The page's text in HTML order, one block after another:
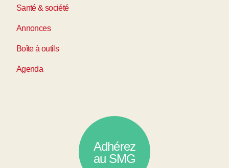
Santé & société
Annonces
Boîte à outils
Agenda
Adhérez
au SMG